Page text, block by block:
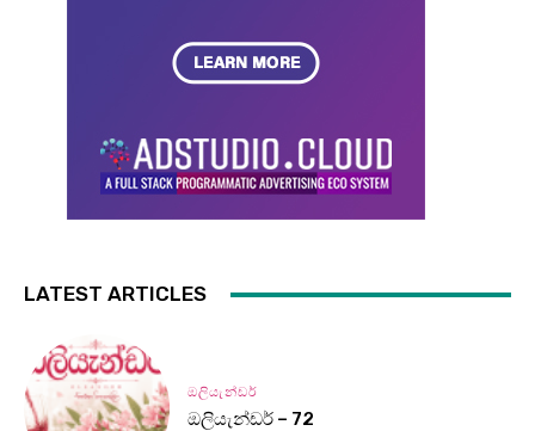
LATEST ARTICLES
ඔලියැන්ඩර්
ඔලියැන්ඩර් – 72